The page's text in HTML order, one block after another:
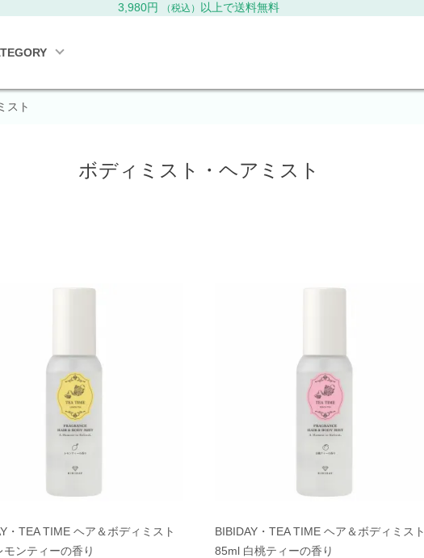
3,980円 （税込） 以上で送料無料
スト
ボディミスト・ヘアミスト
・TEA TIME ヘア＆ボディミスト
モンティーの香り
BIBIDAY・TEA TIME ヘア＆ボディミスト
85ml 白桃ティーの香り